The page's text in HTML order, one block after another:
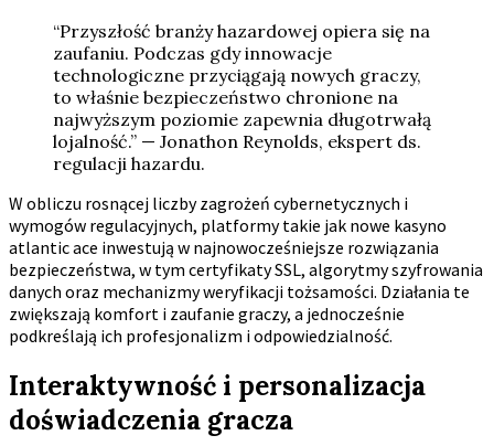
“Przyszłość branży hazardowej opiera się na
zaufaniu. Podczas gdy innowacje
technologiczne przyciągają nowych graczy,
to właśnie bezpieczeństwo chronione na
najwyższym poziomie zapewnia długotrwałą
lojalność.” — Jonathon Reynolds, ekspert ds.
regulacji hazardu.
W obliczu rosnącej liczby zagrożeń cybernetycznych i
wymogów regulacyjnych, platformy takie jak nowe kasyno
atlantic ace inwestują w najnowocześniejsze rozwiązania
bezpieczeństwa, w tym certyfikaty SSL, algorytmy szyfrowania
danych oraz mechanizmy weryfikacji tożsamości. Działania te
zwiększają komfort i zaufanie graczy, a jednocześnie
podkreślają ich profesjonalizm i odpowiedzialność.
Interaktywność i personalizacja
doświadczenia gracza